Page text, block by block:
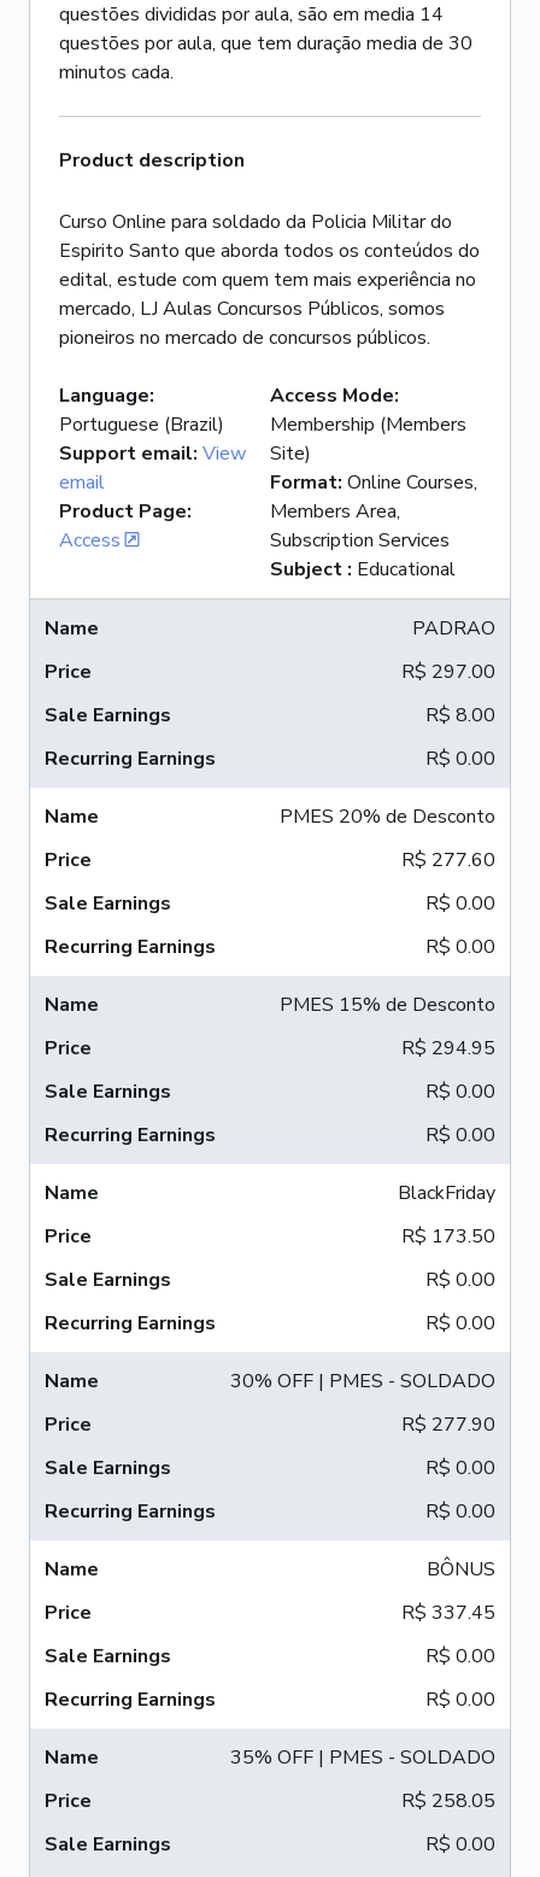
questões divididas por aula, são em media 14
questões por aula, que tem duração media de 30
minutos cada.
Product description
Curso Online para soldado da Policia Militar do
Espirito Santo que aborda todos os conteúdos do
edital, estude com quem tem mais experiência no
mercado, LJ Aulas Concursos Públicos, somos
pioneiros no mercado de concursos públicos.
Language:
Portuguese (Brazil)
Support email: View
email
Product Page:
Access
Access Mode:
Membership (Members
Site)
Format: Online Courses,
Members Area,
Subscription Services
Subject : Educational
PADRAO
R$ 297.00
R$ 8.00
R$ 0.00
PMES 20% de Desconto
R$ 277.60
R$ 0.00
R$ 0.00
PMES 15% de Desconto
R$ 294.95
R$ 0.00
R$ 0.00
BlackFriday
R$ 173.50
R$ 0.00
R$ 0.00
30% OFF | PMES - SOLDADO
R$ 277.90
R$ 0.00
R$ 0.00
BÔNUS
R$ 337.45
R$ 0.00
R$ 0.00
35% OFF | PMES - SOLDADO
R$ 258.05
R$ 0.00